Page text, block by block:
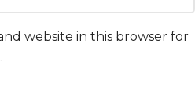
website in this browser for